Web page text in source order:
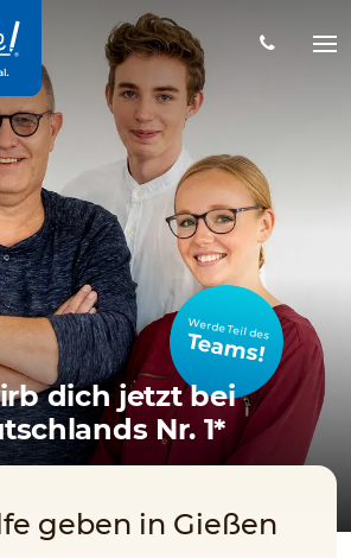
Werde Teil des
Teams!
dich jetzt bei
Nr. 1*
geben in Gießen